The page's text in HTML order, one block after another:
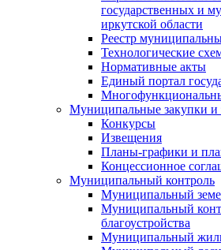
государственных и
иркутской области
Реестр
Технологические
Нормативные акты
Единый портал
Муниципальные закупки и
Конкурсы
Извещения
Планы-графики и
Концессионное
Муниципальный контроль
Муниципальный
Муниципальный
благоустройства
Муниципальный